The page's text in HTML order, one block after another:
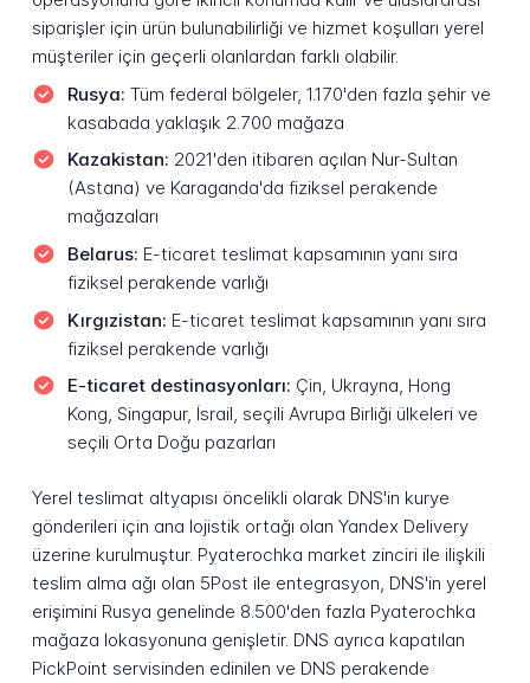
siparişler için ürün bulunabilirliği ve hizmet koşulları yerel
müşteriler için geçerli olanlardan farklı olabilir.
Rusya: Tüm federal bölgeler, 1.170'den fazla şehir ve
kasabada yaklaşık 2.700 mağaza
Kazakistan: 2021'den itibaren açılan Nur-Sultan
(Astana) ve Karaganda'da fiziksel perakende
mağazaları
Belarus: E-ticaret teslimat kapsamının yanı sıra
fiziksel perakende varlığı
Kırgızistan: E-ticaret teslimat kapsamının yanı sıra
fiziksel perakende varlığı
E-ticaret destinasyonları: Çin, Ukrayna, Hong
Kong, Singapur, İsrail, seçili Avrupa Birliği ülkeleri ve
seçili Orta Doğu pazarları
Yerel teslimat altyapısı öncelikli olarak DNS'in kurye
gönderileri için ana lojistik ortağı olan Yandex Delivery
üzerine kurulmuştur. Pyaterochka market zinciri ile ilişkili
teslim alma ağı olan 5Post ile entegrasyon, DNS'in yerel
erişimini Rusya genelinde 8.500'den fazla Pyaterochka
mağaza lokasyonuna genişletir. DNS ayrıca kapatılan
PickPoint servisinden edinilen ve DNS perakende